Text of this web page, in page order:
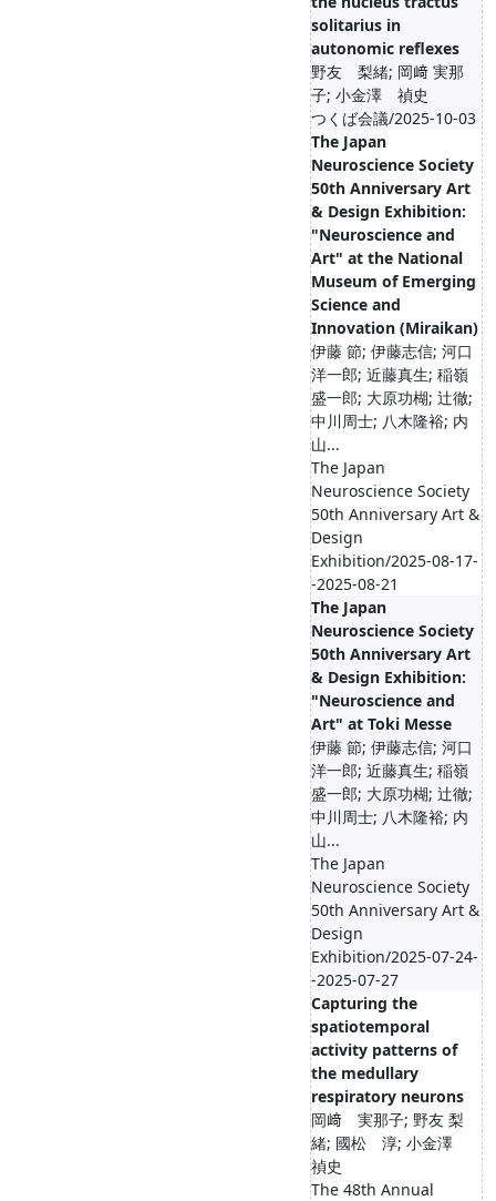
solitarius in
autonomic reflexes
野友 梨緒; 岡﨑 実那
子; 小金澤 禎史
つくば会議/2025-10-03
The Japan
Neuroscience Society
50th Anniversary Art
& Design Exhibition:
"Neuroscience and
Art" at the National
Museum of Emerging
Science and
Innovation (Miraikan)
伊藤 節; 伊藤志信; 河口
洋一郎; 近藤真生; 稲嶺
盛一郎; 大原功楜; 辻徹;
中川周士; 八木隆裕; 内
山...
The Japan
Neuroscience Society
50th Anniversary Art &
Design
Exhibition/2025-08-17-
-2025-08-21
The Japan
Neuroscience Society
50th Anniversary Art
& Design Exhibition:
"Neuroscience and
Art" at Toki Messe
伊藤 節; 伊藤志信; 河口
洋一郎; 近藤真生; 稲嶺
盛一郎; 大原功楜; 辻徹;
中川周士; 八木隆裕; 内
山...
The Japan
Neuroscience Society
50th Anniversary Art &
Design
Exhibition/2025-07-24-
-2025-07-27
Capturing the
spatiotemporal
activity patterns of
the medullary
respiratory neurons
岡﨑 実那子; 野友 梨
緒; 國松 淳; 小金澤
禎史
The 48th Annual